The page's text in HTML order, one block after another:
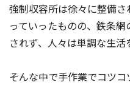
強制収容所は徐々に整備
っていったものの、鉄条
されず、人々は単調な生活
そんな中で手作業でコツ